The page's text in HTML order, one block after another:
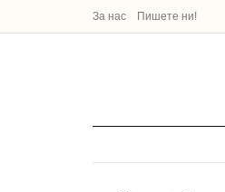
За нас Пишете ни!